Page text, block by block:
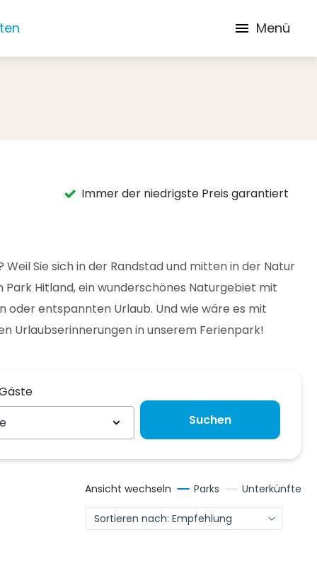
Menü
Immer der niedrigste Preis garantiert
Sie sich in der Randstad und mitten in der Natur
Park Hitland, ein wunderschönes Naturgebiet mit
oder entspannten Urlaub. Und wie wäre es mit
Urlaubserinnerungen in unserem Ferienpark!
Suchen
Ansicht wechseln Parks Unterkünfte